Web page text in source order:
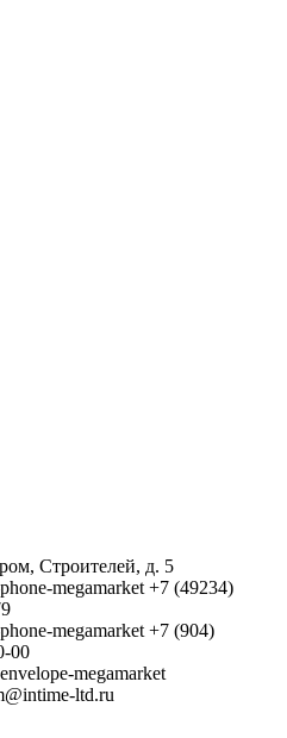
Строителей, д. 5
+7 (49234)
+7 (904)
00
ltd.ru